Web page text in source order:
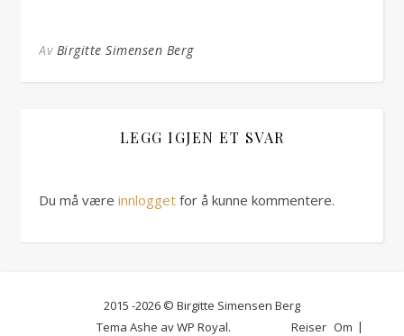
Av Birgitte Simensen Berg
LEGG IGJEN ET SVAR
Du må være innlogget for å kunne kommentere.
2015 -2026 © Birgitte Simensen Berg
Reiser Om
Tema Ashe avWP Royal.